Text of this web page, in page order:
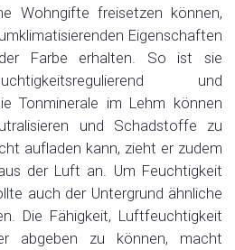
Wohngifte freisetzen können,
Eigenschaften
Farbe erhalten. So ist sie
und
Tonminerale im Lehm können
und Schadstoffe zu
aufladen kann, zieht er zudem
der Luft an. Um Feuchtigkeit
auch der Untergrund ähnliche
Die Fähigkeit, Luftfeuchtigkeit
abgeben zu können, macht